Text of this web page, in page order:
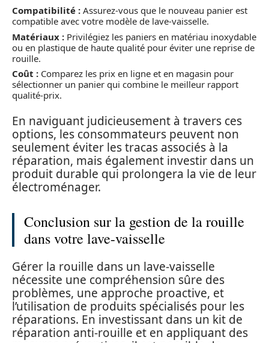
Compatibilité : Assurez-vous que le nouveau panier est
compatible avec votre modèle de lave-vaisselle.
Matériaux : Privilégiez les paniers en matériau inoxydable
ou en plastique de haute qualité pour éviter une reprise de
rouille.
Coût : Comparez les prix en ligne et en magasin pour
sélectionner un panier qui combine le meilleur rapport
qualité-prix.
En naviguant judicieusement à travers ces
options, les consommateurs peuvent non
seulement éviter les tracas associés à la
réparation, mais également investir dans un
produit durable qui prolongera la vie de leur
électroménager.
Conclusion sur la gestion de la rouille
dans votre lave-vaisselle
Gérer la rouille dans un lave-vaisselle
nécessite une compréhension sûre des
problèmes, une approche proactive, et
l’utilisation de produits spécialisés pour les
réparations. En investissant dans un kit de
réparation anti-rouille et en appliquant des